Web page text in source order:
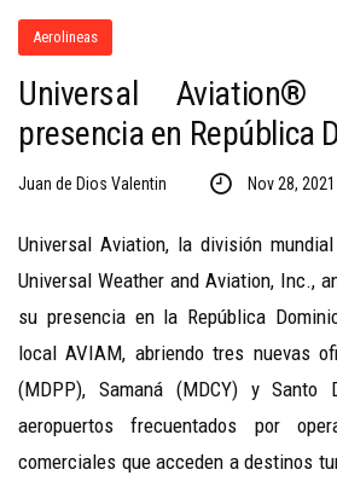
Aerolineas
Universal
presencia en República
Juan de Dios Valentin Nov 28, 2021
Universal Aviation, la división
Universal Weather and Aviation, Inc.,
su presencia en la República
local AVIAM, abriendo tres nuevas
(MDPP), Samaná (MDCY) y Santo
aeropuertos frecuentados por
comerciales que acceden a destinos